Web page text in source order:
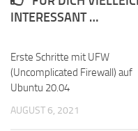
INTERESSANT …
Erste Schritte mit UFW
(Uncomplicated Firewall) auf
Ubuntu 20.04
AUGUST 6, 2021